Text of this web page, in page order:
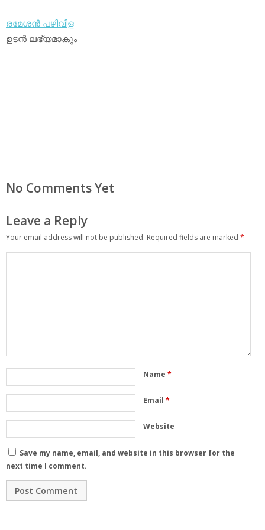
രമേശന്‍ പഴിവിള
ഉടന്‍ ലഭ്യമാകും
No Comments Yet
Leave a Reply
Your email address will not be published. Required fields are marked *
Name *
Email *
Website
Save my name, email, and website in this browser for the
next time I comment.